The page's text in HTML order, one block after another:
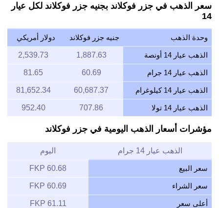
سعر الذهب في جزر فوكلاند بجنيه جزر فوكلاند لكل عيار
14
وحدة الذهب جنيه جزر فوكلاند دولار أمريكي
الذهب عيار 14 أونصة 1,887.63
2,539.73
الذهب عيار 14 جرام 60.69
81.65
الذهب عيار 14 كيلوغرام 60,687.37
81,652.34
الذهب عيار 14 تولا 707.86
952.40
مؤشرات أسعار الذهب اليومية في جزر فوكلاند
الذهب عيار 14 جرام اليوم
سعر البيع 60.68 FKP
سعر الشراء 60.69 FKP
أعلى سعر 61.11 FKP